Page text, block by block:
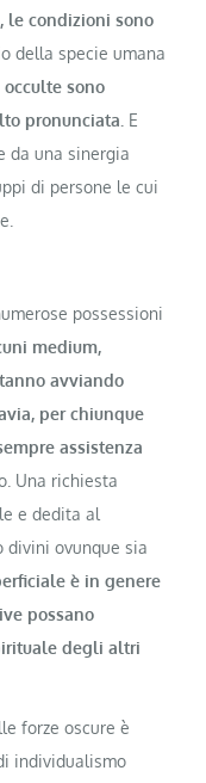
le condizioni sono
della specie umana
sono
pronunciata. E
da una sinergia
di persone le cui
possessioni
medium,
avviando
per chiunque
assistenza
Una richiesta
e dedita al
divini ovunque sia
è in genere
possano
degli altri
forze oscure è
individualismo